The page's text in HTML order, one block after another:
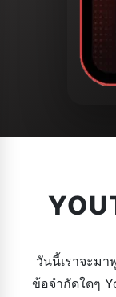
วันนี้เราจะมา
ข้อจำกัดใดๆ